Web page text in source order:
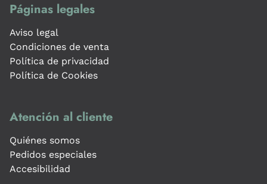
Páginas legales
Aviso legal
Condiciones de venta
Política de privacidad
Política de Cookies
Atención al cliente
Quiénes somos
Pedidos especiales
Accesibilidad